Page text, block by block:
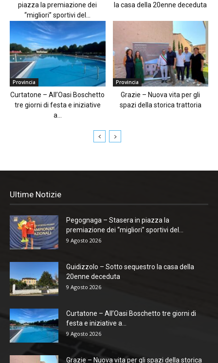
piazza la premiazione dei
“migliori” sportivi del...
la casa della 20enne deceduta
Provincia
Curtatone – All’Oasi Boschetto
tre giorni di festa e iniziative
a...
Provincia
Grazie – Nuova vita per gli
spazi della storica trattoria
Ultime Notizie
Pegognaga – Stasera in piazza la
premiazione dei “migliori” sportivi del...
9 Agosto 2026
Guidizzolo – Sotto sequestro la casa della
20enne deceduta
9 Agosto 2026
Curtatone – All’Oasi Boschetto tre giorni di
festa e iniziative a...
9 Agosto 2026
Grazie – Nuova vita per gli spazi della storica